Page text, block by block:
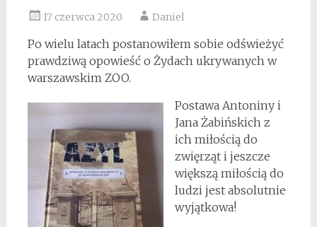
17 czerwca 2020 Daniel
Po wielu latach postanowiłem sobie odświeżyć
prawdziwą opowieść o Żydach ukrywanych w
warszawskim ZOO.
Postawa Antoniny i
Jana Żabińskich z
ich miłością do
zwięrząt i jeszcze
większą miłością do
ludzi jest absolutnie
wyjątkowa!